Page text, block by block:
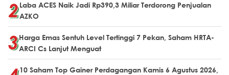
Laba ACES Naik Jadi Rp390,3 Miliar Terdorong Penjualan
AZKO
Harga Emas Sentuh Level Tertinggi 7 Pekan, Saham HRTA-
ARCI Cs Lanjut Menguat
10 Saham Top Gainer Perdagangan Kamis 6 Agustus 2026,